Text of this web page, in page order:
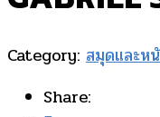
Category: สมุดและห
Share: